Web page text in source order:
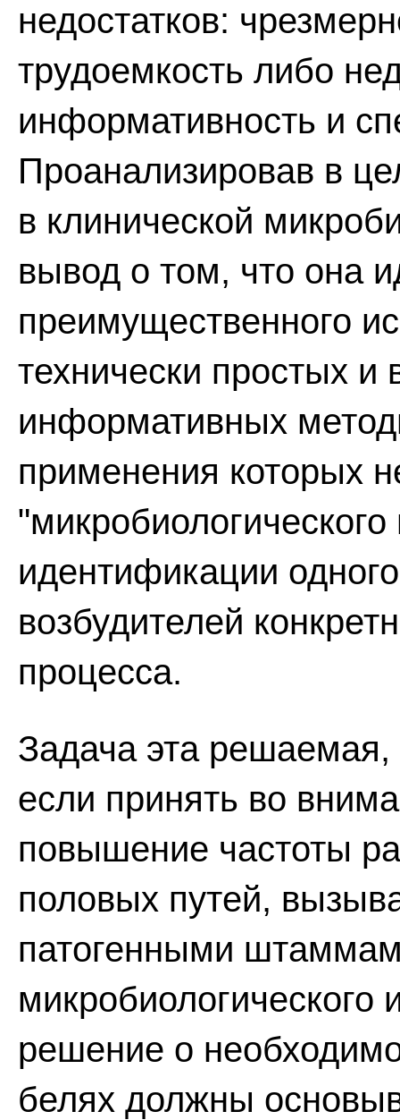
недостатков:
трудоемкость либо
информативность и
Проанализировав в
в клинической
вывод о том, что она
преимущественного
технически простых и
информативных
применения которых
идентификации
возбудителей
процесса.
Задача эта решаемая,
если принять во
повышение частоты
половых путей,
патогенными
решение о
белях должны